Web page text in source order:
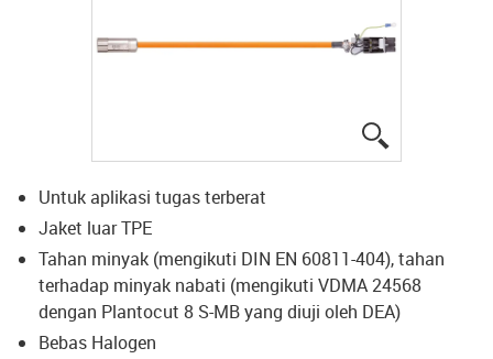
Untuk aplikasi tugas terberat
Jaket luar TPE
Tahan minyak (mengikuti DIN EN 60811-404), tahan
terhadap minyak nabati (mengikuti VDMA 24568
dengan Plantocut 8 S-MB yang diuji oleh DEA)
Bebas Halogen